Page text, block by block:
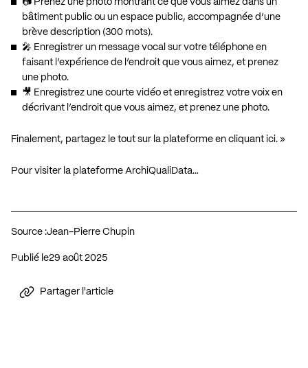
bâtiment public ou un espace public, accompagnée d’une
brève description (300 mots).
🎤 Enregistrer un message vocal sur votre téléphone en
faisant l’expérience de l’endroit que vous aimez, et prenez
une photo.
🎥 Enregistrez une courte vidéo et enregistrez votre voix en
décrivant l’endroit que vous aimez, et prenez une photo.
Finalement, partagez le tout sur la plateforme en cliquant ici. »
Pour visiter la plateforme ArchiQualiData…
Source :Jean-Pierre Chupin
Publié le 29 août 2025
Partager l'article